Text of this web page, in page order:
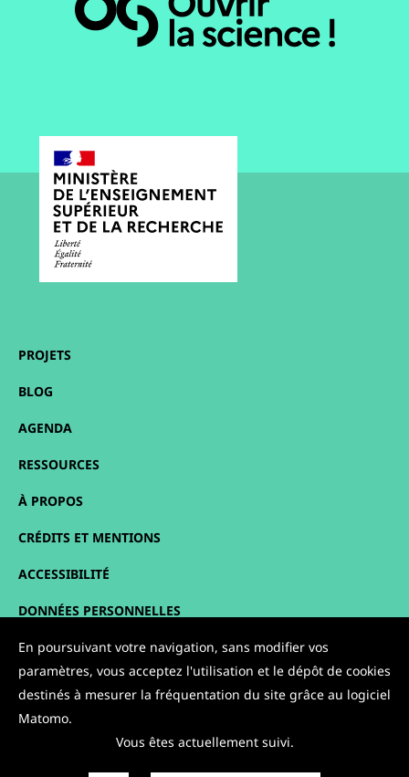
PROJETS
BLOG
AGENDA
RESSOURCES
À PROPOS
CRÉDITS ET MENTIONS
ACCESSIBILITÉ
DONNÉES PERSONNELLES
PLAN DU SITE
En poursuivant votre navigation, sans modifier vos
paramètres, vous acceptez l'utilisation et le dépôt de cookies
destinés à mesurer la fréquentation du site grâce au logiciel
Matomo.
Vous êtes actuellement suivi.